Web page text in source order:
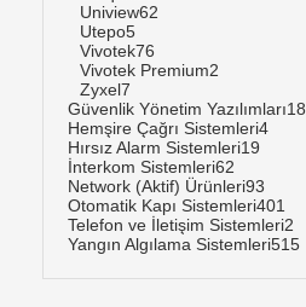
Uniview62
Utepo5
Vivotek76
Vivotek Premium2
Zyxel7
Güvenlik Yönetim Yazılımları18
Hemşire Çağrı Sistemleri4
Hırsız Alarm Sistemleri19
İnterkom Sistemleri62
Network (Aktif) Ürünleri93
Otomatik Kapı Sistemleri401
Telefon ve İletişim Sistemleri2
Yangın Algılama Sistemleri515